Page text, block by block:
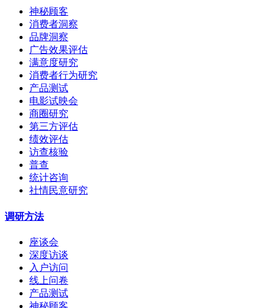
神秘顾客
消费者洞察
品牌洞察
广告效果评估
满意度研究
消费者行为研究
产品测试
电影试映会
商圈研究
第三方评估
绩效评估
访查核验
普查
统计咨询
社情民意研究
调研方法
座谈会
深度访谈
入户访问
线上问卷
产品测试
神秘顾客